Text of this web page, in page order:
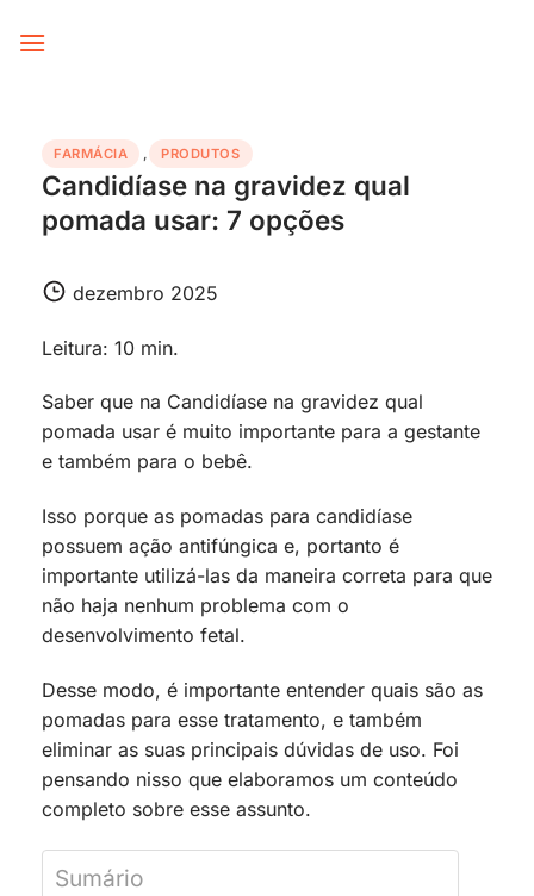
FARMÁCIA , PRODUTOS
Candidíase na gravidez qual
pomada usar: 7 opções
dezembro 2025
Leitura: 10 min.
Saber que na Candidíase na gravidez qual
pomada usar é muito importante para a gestante
e também para o bebê.
Isso porque as pomadas para candidíase
possuem ação antifúngica e, portanto é
importante utilizá-las da maneira correta para que
não haja nenhum problema com o
desenvolvimento fetal.
Desse modo, é importante entender quais são as
pomadas para esse tratamento, e também
eliminar as suas principais dúvidas de uso. Foi
pensando nisso que elaboramos um conteúdo
completo sobre esse assunto.
Sumário